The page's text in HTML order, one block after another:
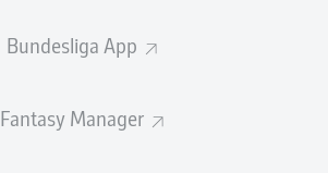
Bundesliga App
Fantasy Manager